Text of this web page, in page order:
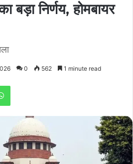
बड़ा निर्णय, होमबायर
0 562 1 minute read
WhatsApp